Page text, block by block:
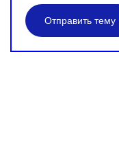
Отправить тему